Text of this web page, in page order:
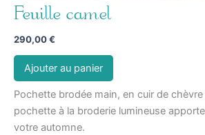
Feuille camel
290,00€
Ajouter au panier
Pochette brodée main, en cuir de
pochette à la broderie lumineuse
votre automne.